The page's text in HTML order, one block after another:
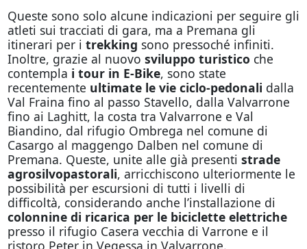
Queste sono solo alcune indicazioni per seguire gli
atleti sui tracciati di gara, ma a Premana gli
itinerari per i trekking sono pressoché infiniti.
Inoltre, grazie al nuovo sviluppo turistico che
contempla i tour in E-Bike, sono state
recentemente ultimate le vie ciclo-pedonali dalla
Val Fraina fino al passo Stavello, dalla Valvarrone
fino ai Laghitt, la costa tra Valvarrone e Val
Biandino, dal rifugio Ombrega nel comune di
Casargo al maggengo Dalben nel comune di
Premana. Queste, unite alle già presenti strade
agrosilvopastorali, arricchiscono ulteriormente le
possibilità per escursioni di tutti i livelli di
difficoltà, considerando anche l’installazione di
colonnine di ricarica per le biciclette elettriche
presso il rifugio Casera vecchia di Varrone e il
ristoro Peter in Vegessa in Valvarrone.